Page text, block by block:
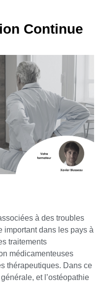
Continue
à des troubles
important dans les pays à
traitements
médicamenteuses
thérapeutiques. Dans ce
et l’ostéopathie